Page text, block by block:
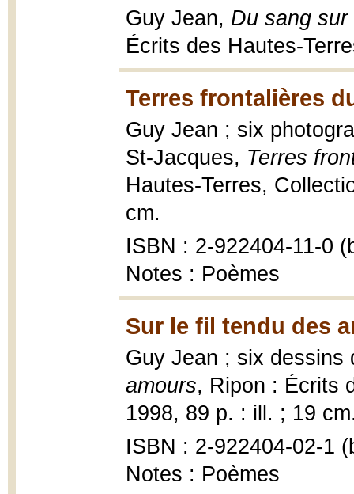
Guy Jean, Du sang
Écrits des Hautes-
Terres frontalières
Guy Jean ; six
St-Jacques, Terres
Hautes-Terres,
cm.
ISBN : 2-922404-11-0
Notes : Poèmes
Sur le fil tendu des
Guy Jean ; six
amours, Ripon : Écrits
1998, 89 p. : ill. ; 19
ISBN : 2-922404-02-1
Notes : Poèmes